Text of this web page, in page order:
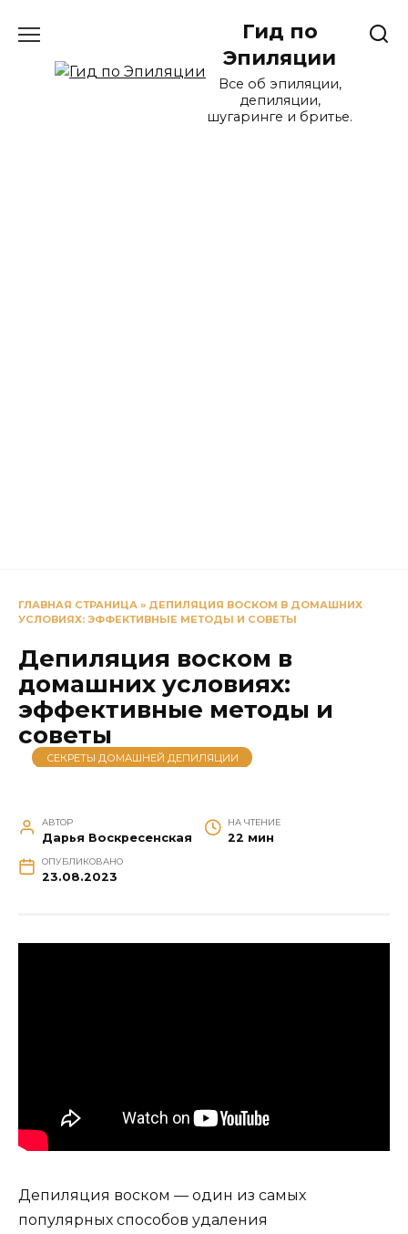
Гид по
Эпиляции
Все об эпиляции,
депиляции,
шугаринге и бритье.
ГЛАВНАЯ СТРАНИЦА » ДЕПИЛЯЦИЯ ВОСКОМ В ДОМАШНИХ
УСЛОВИЯХ: ЭФФЕКТИВНЫЕ МЕТОДЫ И СОВЕТЫ
Депиляция воском в
домашних условиях:
эффективные методы и
советы
СЕКРЕТЫ ДОМАШНЕЙ ДЕПИЛЯЦИИ
АВТОР
Дарья Воскресенская
НА ЧТЕНИЕ
22 мин
ОПУБЛИКОВАНО
23.08.2023
Депиляция воском — один из самых
популярных способов удаления